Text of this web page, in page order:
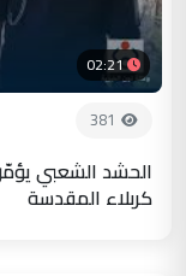
02:21
381
الحشد الشعبي
كربلاء المقدسة